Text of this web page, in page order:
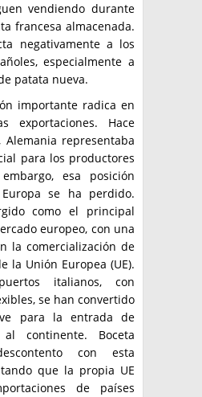
vendiendo durante
francesa almacenada.
negativamente a los
especialmente a
patata nueva.
importante radica en
exportaciones. Hace
Alemania representaba
para los productores
esa posición
se ha perdido.
como el principal
europeo, con una
la comercialización de
la Unión Europea (UE).
italianos, con
se han convertido
para la entrada de
continente. Boceta
con esta
que la propia UE
de países